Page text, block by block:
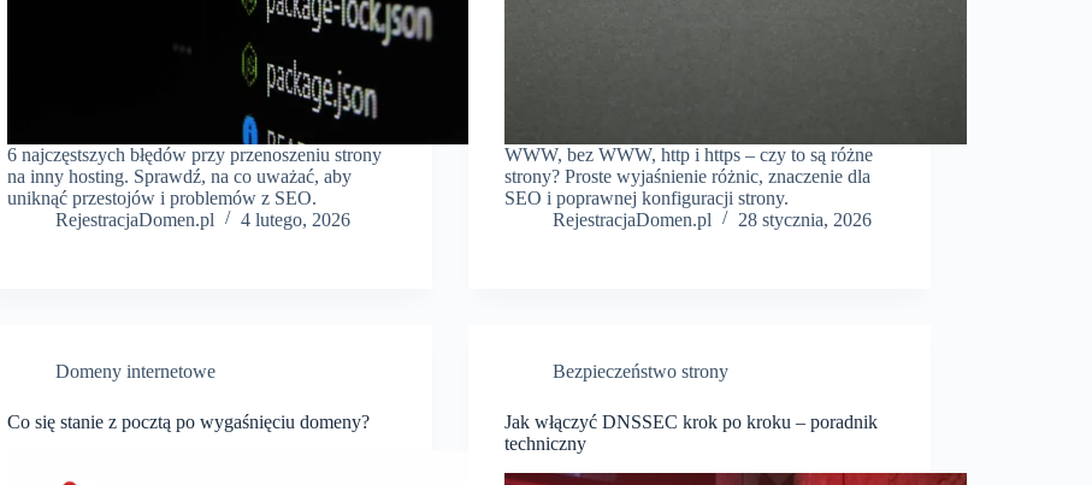
6 najczęstszych błędów przy przenoszeniu strony
na inny hosting. Sprawdź, na co uważać, aby
uniknąć przestojów i problemów z SEO.
RejestracjaDomen.pl
4 lutego, 2026
WWW, bez WWW, http i https – czy to są różne
strony? Proste wyjaśnienie różnic, znaczenie dla
SEO i poprawnej konfiguracji strony.
RejestracjaDomen.pl
28 stycznia, 2026
Domeny internetowe
Co się stanie z pocztą po wygaśnięciu domeny?
Bezpieczeństwo strony
Jak włączyć DNSSEC krok po kroku – poradnik
techniczny